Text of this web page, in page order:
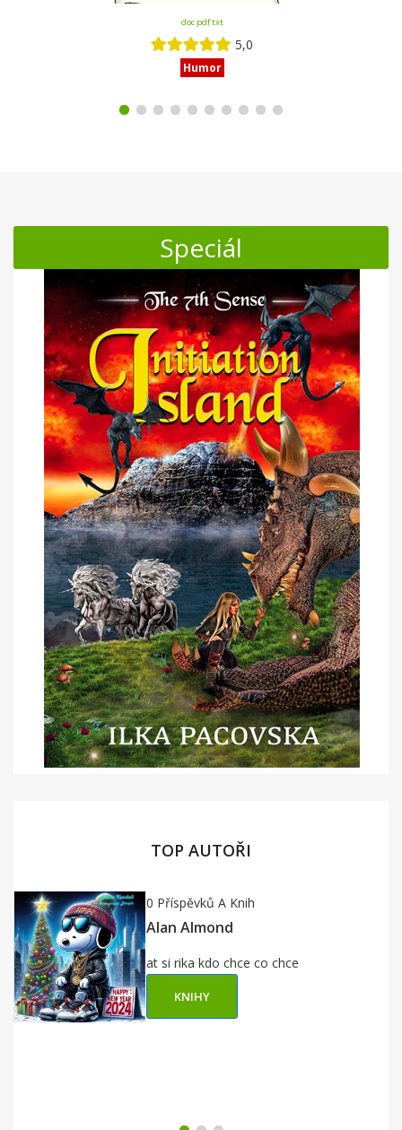
doc pdf txt
5,0
Humor
Speciál
TOP AUTOŘI
0 Příspěvků A Knih
Alan Almond
at si rika kdo chce co chce
KNIHY